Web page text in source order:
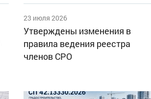
23 июля 2026
Утверждены изменения в
правила ведения реестра
членов СРО